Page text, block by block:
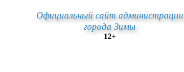
Официальный сайт администрации
города Зимы
12+